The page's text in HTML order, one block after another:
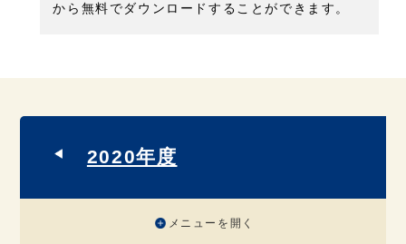
から無料でダウンロードすることができます。
2020年度
メニューを開く